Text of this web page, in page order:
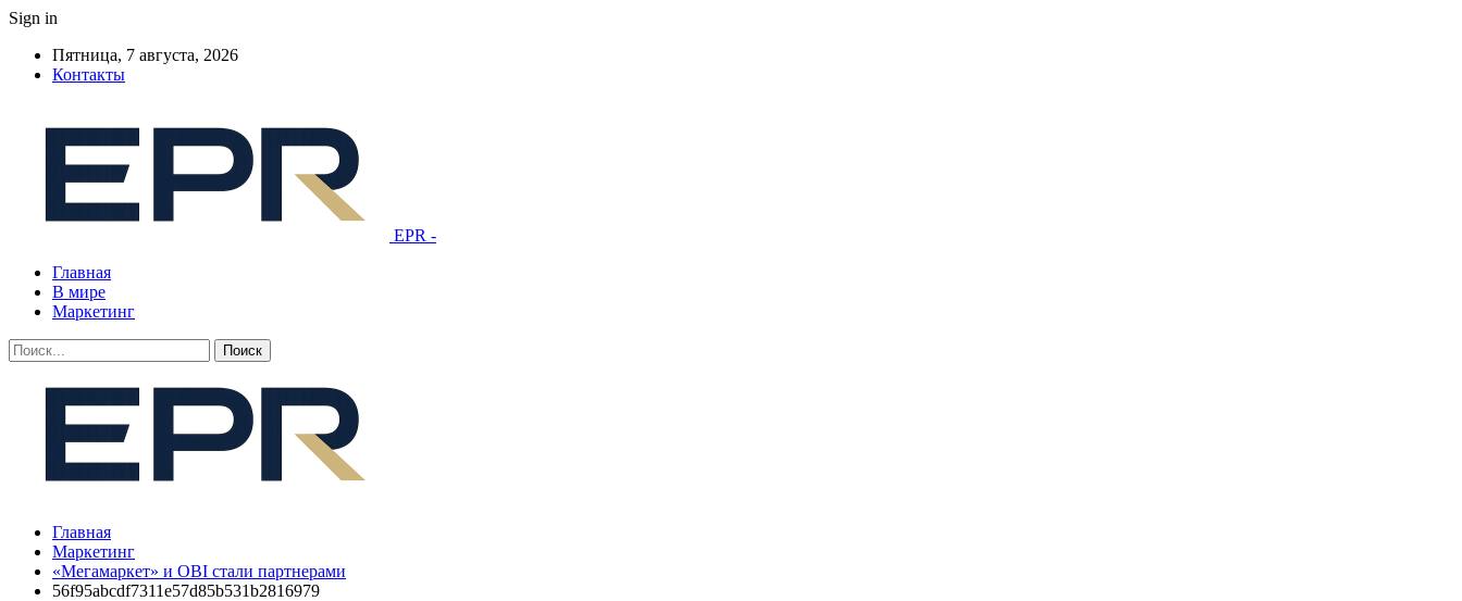
Sign in
Пятница, 7 августа, 2026
Контакты
EPR -
Главная
В мире
Маркетинг
Главная
Маркетинг
«Мегамаркет» и OBI стали партнерами
56f95abcdf7311e57d85b531b2816979